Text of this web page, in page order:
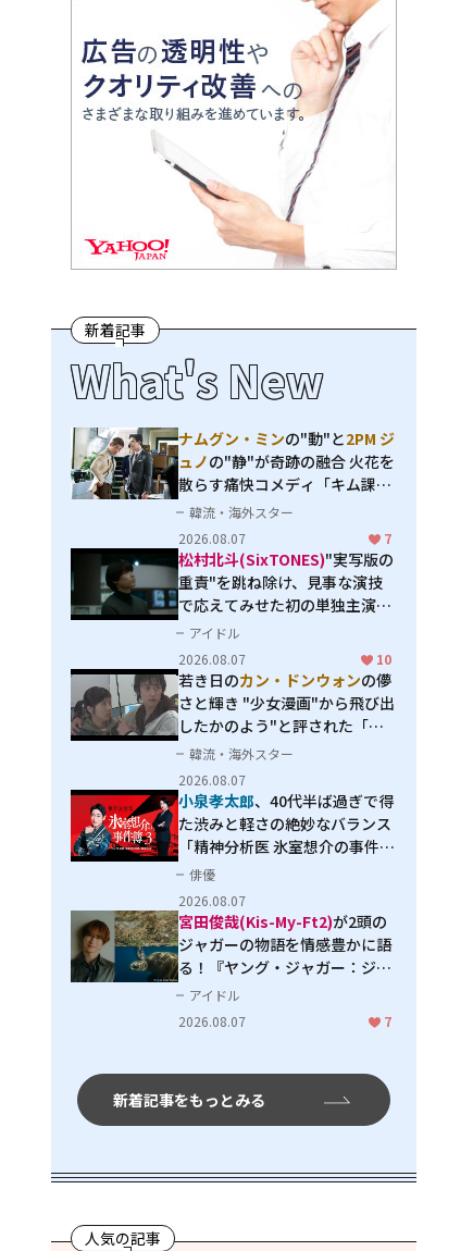
新着記事
What's New
ナムグン・ミンの"動"と2PM ジ
ュノの"静"が奇跡の融合 火花を
散らす痛快コメディ「キム課長
とソ理事～Bravo! Your Life
～」
韓流・海外スター
2026.08.07
7
松村北斗(SixTONES)"実写版の
重責"を跳ね除け、見事な演技
で応えてみせた初の単独主演映
画「秒速5センチメートル」
アイドル
2026.08.07
10
若き日のカン・ドンウォンの儚
さと輝き "少女漫画"から飛び出
したかのよう"と評された「オ
オカミの誘惑」
韓流・海外スター
2026.08.07
小泉孝太郎、40代半ば過ぎで得
た渋みと軽さの絶妙なバランス
「精神分析医 氷室想介の事件簿
３」で見せる進化
俳優
2026.08.07
宮田俊哉(Kis-My-Ft2)が2頭の
ジャガーの物語を情感豊かに語
る！『ヤング・ジャガー：ジャ
ングル王への道』『ジャガーと
ウミガメの物語：熱帯林の守護
アイドル
2026.08.07
7
新着記事をもっとみる
人気の記事